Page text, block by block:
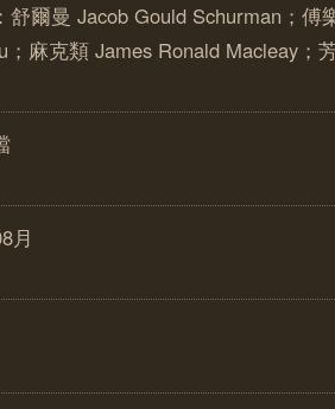
舒爾曼 Jacob Gould Schurman；傅
；麻克類 James Ronald Macleay；
月